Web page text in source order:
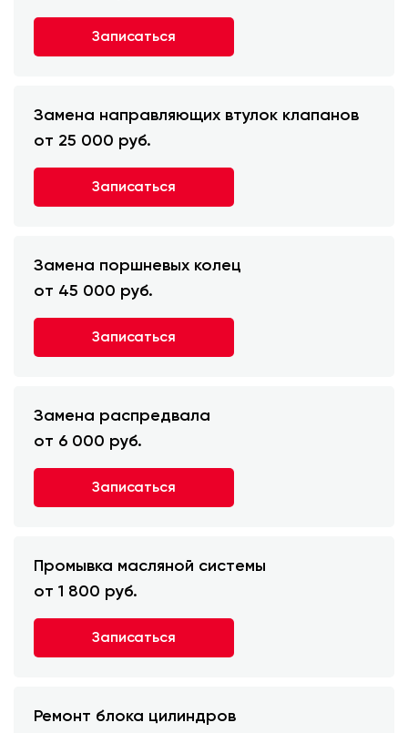
Записаться
Замена направляющих втулок клапанов
от 25 000 руб.
Записаться
Замена поршневых колец
от 45 000 руб.
Записаться
Замена распредвала
от 6 000 руб.
Записаться
Промывка масляной системы
от 1 800 руб.
Записаться
Ремонт блока цилиндров